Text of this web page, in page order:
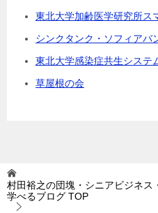
東北大学加齢医学研究所ス
シンクタンク・ソフィアバ
東北大学感染症共生システ
草屋根の会
村田裕之の団塊・シニアビジネ
学べるブログ TOP